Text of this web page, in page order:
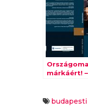
márkáért!